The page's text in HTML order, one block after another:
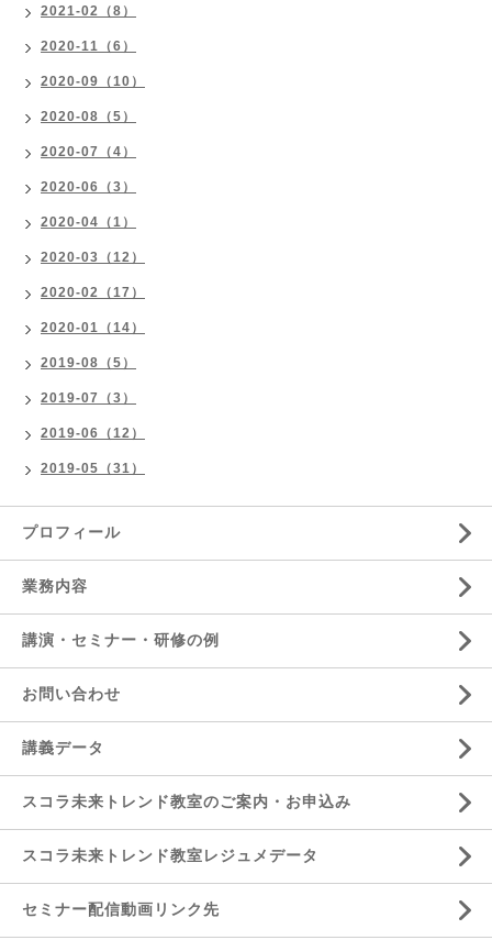
2021-02（8）
2020-11（6）
2020-09（10）
2020-08（5）
2020-07（4）
2020-06（3）
2020-04（1）
2020-03（12）
2020-02（17）
2020-01（14）
2019-08（5）
2019-07（3）
2019-06（12）
2019-05（31）
プロフィール
業務内容
講演・セミナー・研修の例
お問い合わせ
講義データ
スコラ未来トレンド教室のご案内・お申込み
スコラ未来トレンド教室レジュメデータ
セミナー配信動画リンク先